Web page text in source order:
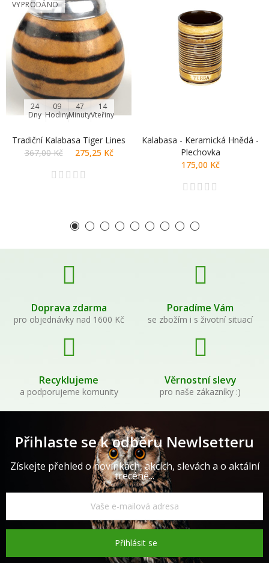
VYPRODÁNO
24
Dny
09
Hodiny
47
Minuty
14
Vteřiny
Tradiční Kalabasa Tiger Lines
367,00 Kč
275,25 Kč
Kalabasa - Keramická Hnědá -
Plechovka
175,00 Kč
Doprava zdarma
pro objednávky nad 1600 Kč
Poradíme Vám
se zbožím i s životní situací
Recyklujeme
a podporujeme komunity
Věrnostní slevy
pro naše zákazníky :)
Přihlaste se k odběru Newlsetteru
Získejte přehled o novinkách, akcích, slevách a o aktální
trecéně...
Přihlásit se